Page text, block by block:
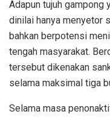
Adapun tujuh gampong
dinilai hanya menyetor
bahkan berpotensi
tengah masyarakat.
tersebut dikenakan
selama maksimal tiga
Selama masa